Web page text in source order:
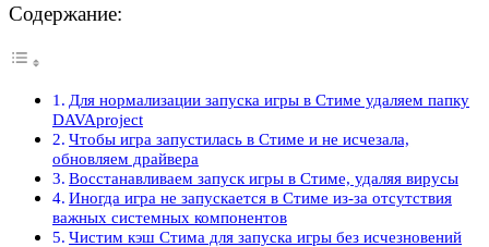
Содержание:
Для нормализации запуска игры в Стиме удаляем папку
DAVAproject
Чтобы игра запустилась в Стиме и не исчезала,
обновляем драйвера
Восстанавливаем запуск игры в Стиме, удаляя вирусы
Иногда игра не запускается в Стиме из-за отсутствия
важных системных компонентов
Чистим кэш Стима для запуска игры без исчезновений